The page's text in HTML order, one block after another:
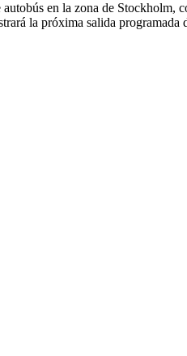
en la zona de
la próxima salida